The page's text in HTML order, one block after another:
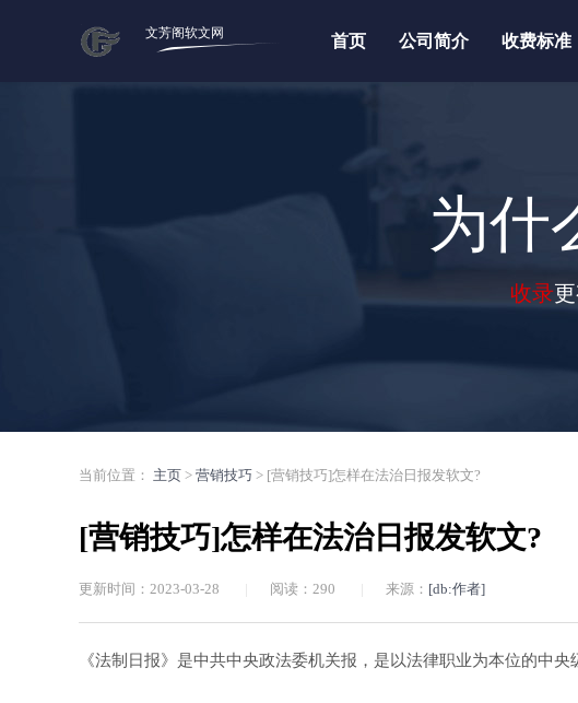
文芳阁软文网 首页 公司简介 收费标准
为什
收录
当前位置： 主页 > 营销技巧 > [营销技巧]怎样在法治日报发软文?
[营销技巧]怎样在法治日报发软文?
更新时间：2023-03-28 阅读： 290 来源： [db:作者]
《法制日报》是中共中央政法委机关报，是以法律职业为本位的中央